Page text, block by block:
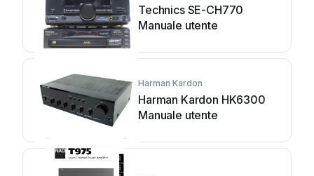
Technics SE-CH770
Manuale utente
Harman Kardon
Harman Kardon HK6300
Manuale utente